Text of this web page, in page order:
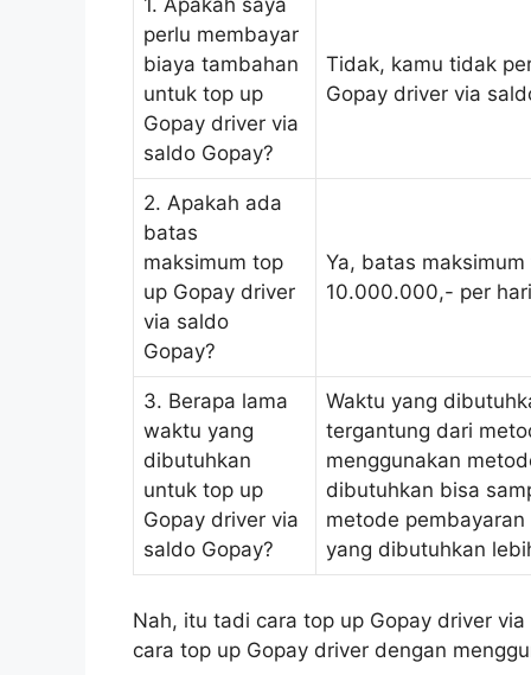
1. Apakah saya
perlu membayar
biaya tambahan
untuk top up
Gopay driver via
saldo Gopay?
Tidak, kamu tidak
Gopay driver via
2. Apakah ada
batas
maksimum top
up Gopay driver
via saldo
Gopay?
Ya, batas
10.000.000,- per
3. Berapa lama
waktu yang
dibutuhkan
untuk top up
Gopay driver via
saldo Gopay?
Waktu yang
tergantung dari
menggunakan
dibutuhkan bisa
metode
yang dibutuhkan
Nah, itu tadi cara top up Gopay driver
cara top up Gopay driver dengan